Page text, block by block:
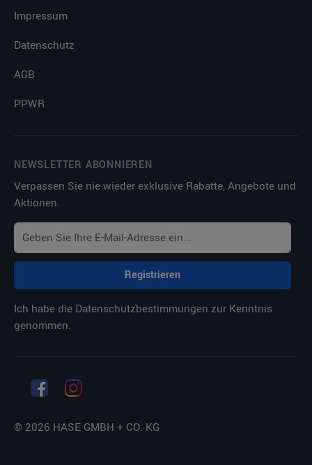
Impressum
Datenschutz
AGB
PPWR
NEWSLETTER ABONNIEREN
Verpassen Sie nie wieder exklusive Rabatte, Angebote und
Aktionen.
Registrieren
Ich habe die Datenschutzbestimmungen zur Kenntnis
genommen.
© 2026 HASE GMBH + CO. KG